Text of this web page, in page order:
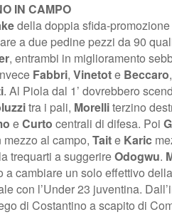
IN CAMPO
della doppia sfida-
a due pedine pezzi da 90
, entrambi in miglioramento
Fabbri, Vinetote Beccaro
. Al Piola dal 1’ dovrebbero
tra i pali, Morelliterzino
eCurto centrali di difesa. Poi
al campo, Taite Karic
trequarti a suggerireOdogwu.
a cambiare un solo effettivo
con l’Under 23 juventina.
di Costantino a scapito di